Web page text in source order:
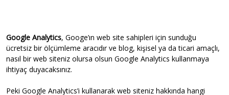
Google Analytics, Googe’ın web site sahipleri için sunduğu
ücretsiz bir ölçümleme aracıdır ve blog, kişisel ya da ticari amaçlı,
nasıl bir web siteniz olursa olsun Google Analytics kullanmaya
ihtiyaç duyacaksınız.
Peki Google Analytics’i kullanarak web siteniz hakkında hangi